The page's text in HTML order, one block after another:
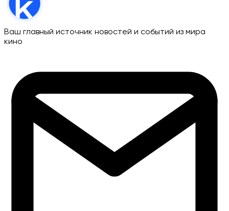
Ваш главный источник новостей и событий из мира
кино